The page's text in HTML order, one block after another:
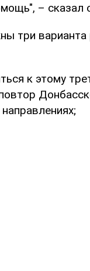
– сказал
три варианта
к этому